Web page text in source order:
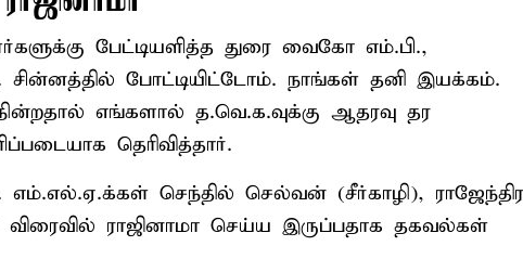
பேட்டியளித்த துரை வைகோ எம்.பி.,
சின்னத்தில் போட்டியிட்டோம். நாங்கள் தனி இயக்கம்.
எங்களால் த.வெ.க.வுக்கு ஆதரவு தர
தெரிவித்தார்.
எம்.எல்.ஏ.க்கள் செந்தில் செல்வன் (சீர்காழி),
ராஜினாமா செய்ய இருப்பதாக தகவல்கள்